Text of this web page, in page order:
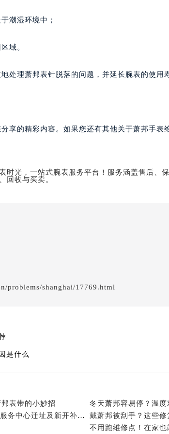
区红军路萧邦售后服务中心（需提前预约）
安区太平路萧邦售后服务中心（需提前预约）
沙区龙华路萧邦售后服务中心（需提前预约）
新华街与康庄路交叉口萧邦售后服务中心（需
仁南街萧邦售后服务中心（需提前预约）
南街萧邦售后服务中心（需提前预约）
街道梅河大街萧邦售后服务中心（需提前预约）
通乡江南大街萧邦售后服务中心（需提前预约）
利路萧邦售后服务中心（需提前预约）
华路萧邦售后服务中心（需提前预约）
经街萧邦售后服务中心（需提前预约）
央大街萧邦售后服务中心（需提前预约）
运大街萧邦售后服务中心（需提前预约）
街路137号亨得利名表维修授权店1楼萧邦售
街路83号亨得利名表维修授权店1楼萧邦售后
潮湿环境中；
域。
处理萧邦表针脱落的问题，并延长腕表的使用
分享的精彩内容。如果您还有其他关于萧邦手表
problems/shanghai/17769.html
是什么
表带的小妙招
冬天萧邦容易停？温度
2026年8月萧邦官方保养中心与维修服务中心迁址及新开补充指南文件
戴萧邦被刮手？这些修
不用跑维修点！在家